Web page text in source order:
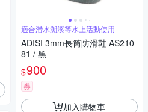
適合潛水溯溪等水上活動使用
ADISI 3mm長筒防滑鞋 AS210
81 / 黑
$900
券
加入購物車